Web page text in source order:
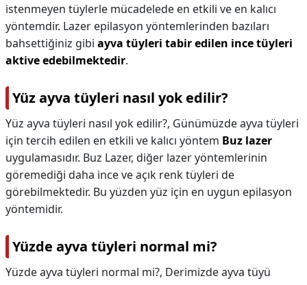
istenmeyen tüylerle mücadelede en etkili ve en kalıcı
yöntemdir. Lazer epilasyon yöntemlerinden bazıları
bahsettiğiniz gibi ayva tüyleri tabir edilen ince tüyleri
aktive edebilmektedir.
Yüz ayva tüyleri nasıl yok edilir?
Yüz ayva tüyleri nasıl yok edilir?, Günümüzde ayva tüyleri
için tercih edilen en etkili ve kalıcı yöntem Buz lazer
uygulamasıdır. Buz Lazer, diğer lazer yöntemlerinin
göremediği daha ince ve açık renk tüyleri de
görebilmektedir. Bu yüzden yüz için en uygun epilasyon
yöntemidir.
Yüzde ayva tüyleri normal mi?
Yüzde ayva tüyleri normal mi?, Derimizde ayva tüyü